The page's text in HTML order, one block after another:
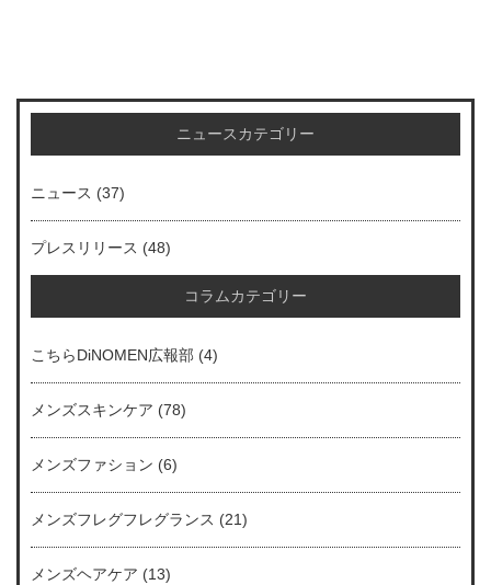
ニュースカテゴリー
ニュース (37)
プレスリリース (48)
コラムカテゴリー
こちらDiNOMEN広報部 (4)
メンズスキンケア (78)
メンズファション (6)
メンズフレグフレグランス (21)
メンズヘアケア (13)